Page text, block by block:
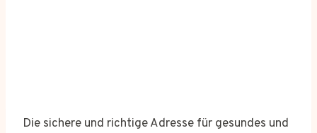
Die sichere und richtige Adresse für gesundes und